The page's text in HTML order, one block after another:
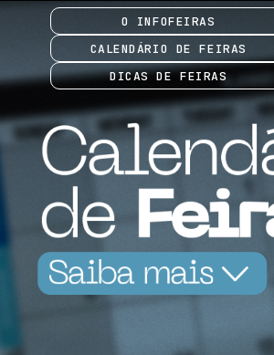
O INFOFEIRAS
CALENDÁRIO DE FEIRAS
DICAS DE FEIRAS